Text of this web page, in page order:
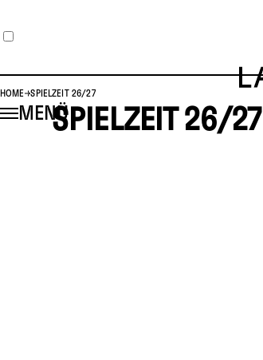
MENÜ
HOME SPIELZEIT 26/27
SPIELZEIT 26/27